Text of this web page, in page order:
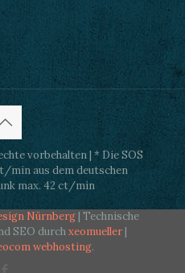
vorbehalten | * Die SOS
min aus dem deutschen
max. 42 ct/min
Nürnberg | Technische
SEO durchxeomueller |
webhosting.